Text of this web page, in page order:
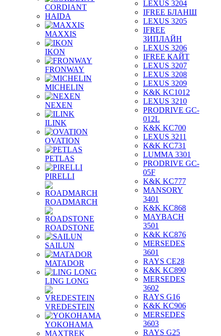
CORDIANT
HAIDA
MAXXIS
IKON
FRONWAY
MICHELIN
NEXEN
ILINK
OVATION
PETLAS
PIRELLI
ROADMARCH
ROADSTONE
SAILUN
MATADOR
LING LONG
VREDESTEIN
YOKOHAMA
MAXTREK
LEXUS 3204
IFREE БЛАНШ
LEXUS 3205
IFREE
ЗИПЛАЙН
LEXUS 3206
IFREE КАЙТ
LEXUS 3207
LEXUS 3208
LEXUS 3209
K&K KC1012
LEXUS 3210
PRODRIVE GC-
012L
K&K KC700
LEXUS 3211
K&K KC731
LUMMA 3301
PRODRIVE GC-
05F
K&K KC777
MANSORY
3401
K&K KC868
MAYBACH
3501
K&K KC876
MERSEDES
3601
RAYS CE28
K&K KC890
MERSEDES
3602
RAYS G16
K&K KC906
MERSEDES
3603
RAYS G25